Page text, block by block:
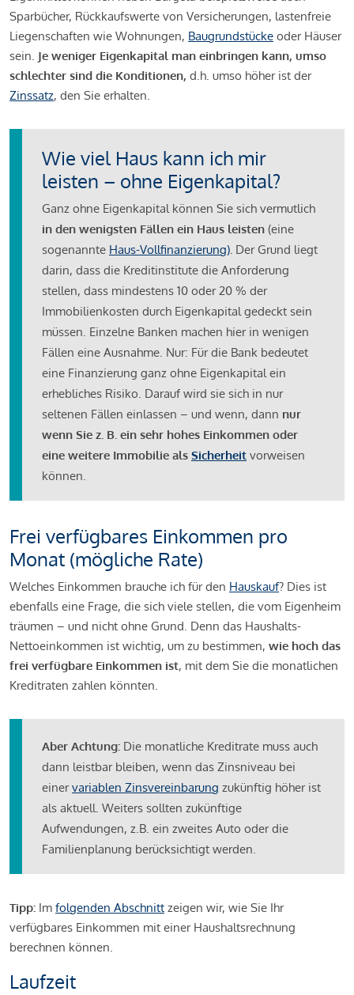
Sparbücher, Rückkaufswerte von Versicherungen, lastenfreie
Liegenschaften wie Wohnungen, Baugrundstücke oder Häuser
sein. Je weniger Eigenkapital man einbringen kann, umso
schlechter sind die Konditionen, d.h. umso höher ist der
Zinssatz, den Sie erhalten.
Wie viel Haus kann ich mir
leisten – ohne Eigenkapital?
Ganz ohne Eigenkapital können Sie sich vermutlich
in den wenigsten Fällen ein Haus leisten (eine
sogenannte Haus-Vollfinanzierung). Der Grund liegt
darin, dass die Kreditinstitute die Anforderung
stellen, dass mindestens 10 oder 20 % der
Immobilienkosten durch Eigenkapital gedeckt sein
müssen. Einzelne Banken machen hier in wenigen
Fällen eine Ausnahme. Nur: Für die Bank bedeutet
eine Finanzierung ganz ohne Eigenkapital ein
erhebliches Risiko. Darauf wird sie sich in nur
seltenen Fällen einlassen – und wenn, dann nur
wenn Sie z. B. ein sehr hohes Einkommen oder
eine weitere Immobilie als Sicherheit vorweisen
können.
Frei verfügbares Einkommen pro
Monat (mögliche Rate)
Welches Einkommen brauche ich für den Hauskauf? Dies ist
ebenfalls eine Frage, die sich viele stellen, die vom Eigenheim
träumen – und nicht ohne Grund. Denn das Haushalts-
Nettoeinkommen ist wichtig, um zu bestimmen, wie hoch das
frei verfügbare Einkommen ist, mit dem Sie die monatlichen
Kreditraten zahlen könnten.
Aber Achtung: Die monatliche Kreditrate muss auch
dann leistbar bleiben, wenn das Zinsniveau bei
einervariablen Zinsvereinbarung zukünftig höher ist
als aktuell. Weiters sollten zukünftige
Aufwendungen, z.B. ein zweites Auto oder die
Familienplanung berücksichtigt werden.
Tipp: Im folgenden Abschnitt zeigen wir, wie Sie Ihr
verfügbares Einkommen mit einer Haushaltsrechnung
berechnen können.
Laufzeit